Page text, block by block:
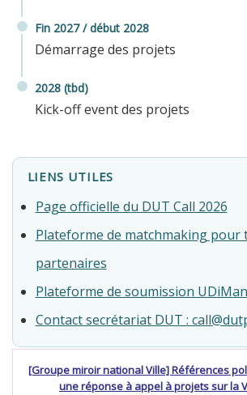
Fin 2027 / début 2028
Démarrage des projets
2028 (tbd)
Kick-off event des projets
LIENS UTILES
Page officielle du DUT Call 2026
Plateforme de matchmaking pour
partenaires
Plateforme de soumission
Contact secrétariat DUT :
[Groupe miroir national Ville] Références
une réponse à appel à projets sur la